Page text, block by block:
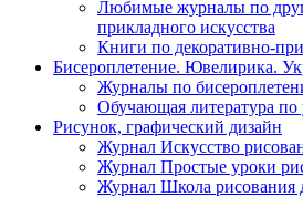
Любимые журналы по
прикладного искусства
Книги по декоративно-
Бисероплетение. Ювелирика.
Журналы по
Обучающая литература
Рисунок, графический дизайн
Журнал Искусство
Журнал Простые уроки
Журнал Школа рисования